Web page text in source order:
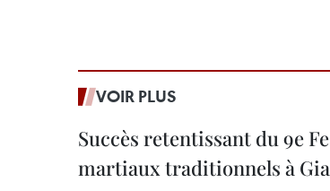
VOIR PLUS
Succès retentissant du 9e
martiaux traditionnels à